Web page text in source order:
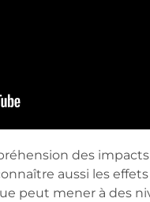
des
aussi les
peut mener à des